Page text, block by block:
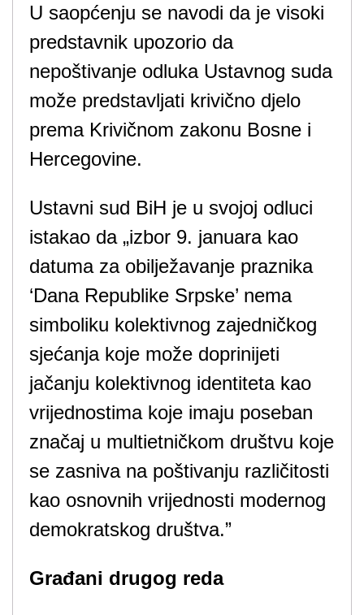
U saopćenju se navodi da je visoki
predstavnik upozorio da
nepoštivanje odluka Ustavnog suda
može predstavljati krivično djelo
prema Krivičnom zakonu Bosne i
Hercegovine.
Ustavni sud BiH je u svojoj odluci
istakao da „izbor 9. januara kao
datuma za obilježavanje praznika
‘Dana Republike Srpske’ nema
simboliku kolektivnog zajedničkog
sjećanja koje može doprinijeti
jačanju kolektivnog identiteta kao
vrijednostima koje imaju poseban
značaj u multietničkom društvu koje
se zasniva na poštivanju različitosti
kao osnovnih vrijednosti modernog
demokratskog društva.”
Građani drugog reda